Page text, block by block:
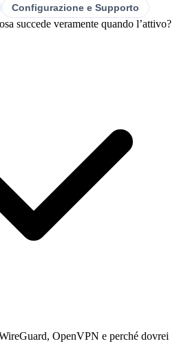
Configurazione e Supporto
succede veramente quando l’attivo?
OpenVPN e perché dovrei